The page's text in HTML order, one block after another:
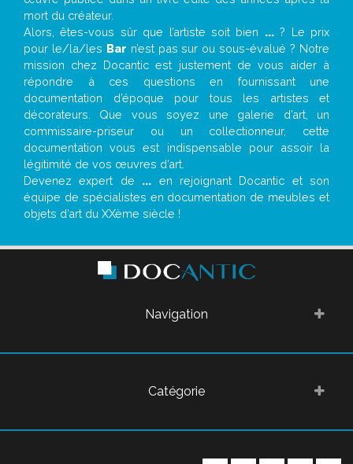
mort du créateur.
Alors, êtes-vous sûr que l’artiste soit bien ...? Le prix
pour le/la/les Bar n’est pas sur ou sous-évalué ? Notre
mission chez Docantic est justement de vous aider à
répondre à ces questions en fournissant une
documentation d’époque pour tous les artistes et
décorateurs. Que vous soyez une galerie d’art, un
commissaire-priseur ou un collectionneur, cette
documentation vous est indispensable pour assoir la
légitimité de vos œuvres d’art.
Devenez expert de ... en rejoignant Docantic et son
équipe de spécialistes en documentation de meubles et
objets d’art du XXème siècle !
Navigation
Catégorie